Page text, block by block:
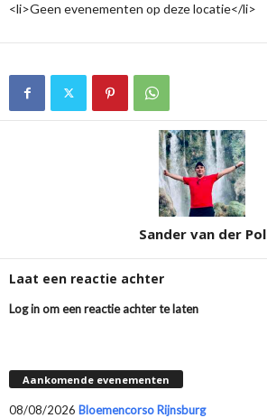
<li>Geen evenementen op deze locatie</li>
Sander van der Pol
Laat een reactie achter
Log in om een reactie achter te laten
Aankomende evenementen
08/08/2026 Bloemencorso Rijnsburg